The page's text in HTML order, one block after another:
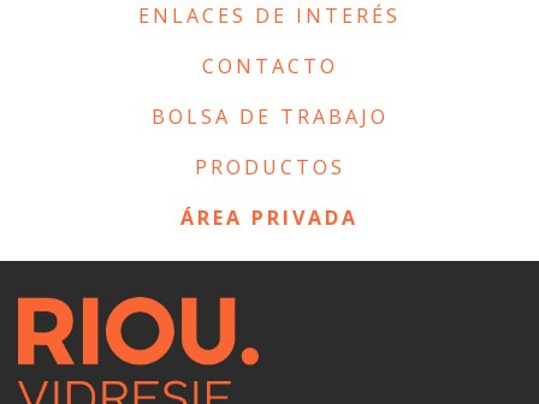
ENLACES DE INTERÉS
CONTACTO
BOLSA DE TRABAJO
PRODUCTOS
ÁREA PRIVADA